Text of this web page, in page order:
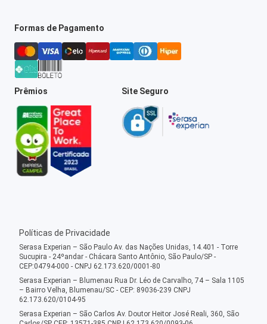
Formas de Pagamento
Prêmios Site Seguro
Políticas de Privacidade
Serasa Experian – São Paulo Av. das Nações Unidas, 14.401 - Torre
Sucupira - 24ºandar - Chácara Santo Antônio, São Paulo/SP -
CEP:04794-000 - CNPJ 62.173.620/0001-80
Serasa Experian – Blumenau Rua Dr. Léo de Carvalho, 74 – Sala 1105
– Bairro Velha, Blumenau/SC - CEP: 89036-239 CNPJ
62.173.620/0104-95
Serasa Experian – São Carlos Av. Doutor Heitor José Reali, 360, São